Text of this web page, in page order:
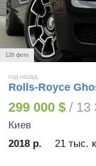
126 фото
год назад
Rolls-Royce
299 000 $ / 13
Киев
2018 р.
21 тыс.